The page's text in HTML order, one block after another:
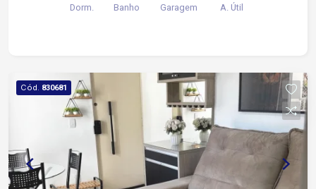
Dorm. Banho Garagem A. Útil
Cód. 830681